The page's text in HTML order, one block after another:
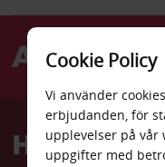
AvisHyrbil
Cookie Policy
Vi använder
erbjudanden, för
upplevelser på vår
uppgifter med